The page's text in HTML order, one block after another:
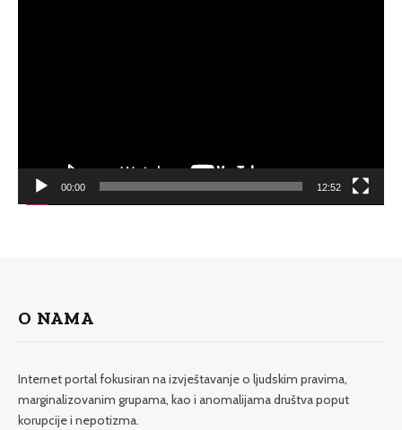
00:00 12:52
O NAMA
Internet portal fokusiran na izvještavanje o ljudskim pravima,
marginalizovanim grupama, kao i anomalijama društva poput
korupcije i nepotizma.